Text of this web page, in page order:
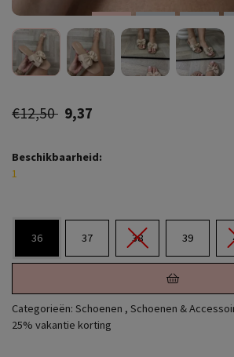
€12,50 9,37
Beschikbaarheid:
1
36 37 38 39
Categorieën: Schoenen , Schoenen &
25% vakantie korting